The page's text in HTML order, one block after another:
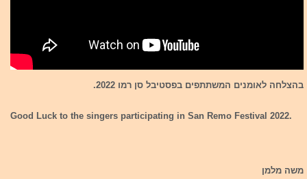
בהצלחה לאומנים המשתתפים בפסטיבל סן רמו 2022.
Good Luck to the singers participating in San Remo Festival 2022.
משה מלמן